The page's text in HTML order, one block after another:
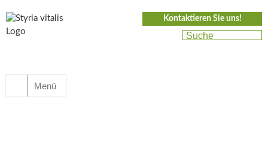
Kontaktieren Sie uns!
Menü